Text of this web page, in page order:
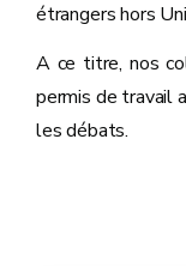
étrangers hors
A ce titre, nos
permis de travail
les débats.